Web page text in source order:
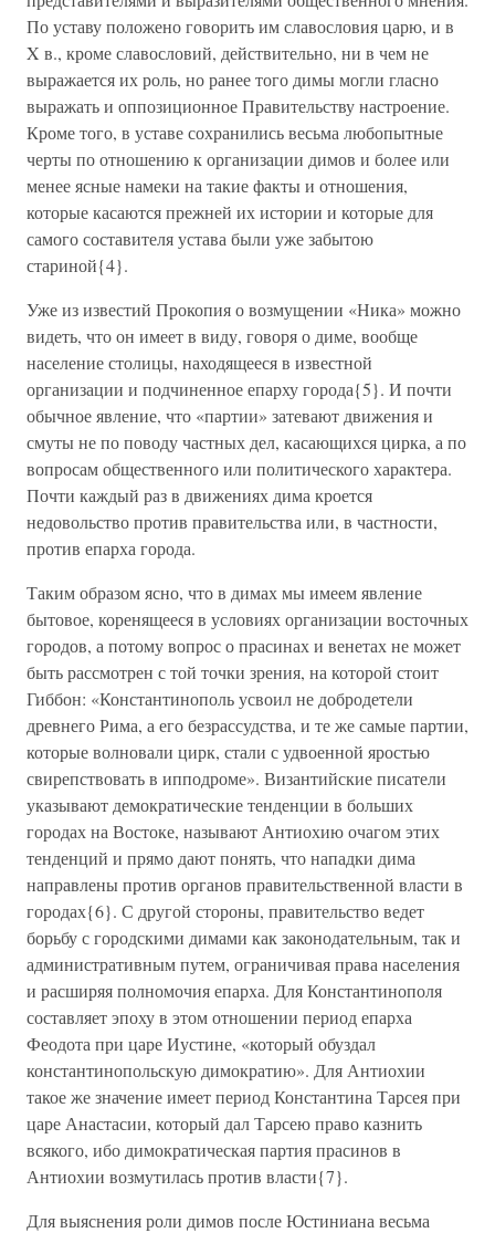
По уставу положено говорить им славословия царю, и в
X в., кроме славословий, действительно, ни в чем не
выражается их роль, но ранее того димы могли гласно
выражать и оппозиционное Правительству настроение.
Кроме того, в уставе сохранились весьма любопытные
черты по отношению к организации димов и более или
менее ясные намеки на такие факты и отношения,
которые касаются прежней их истории и которые для
самого составителя устава были уже забытою
стариной{4}.
Уже из известий Прокопия о возмущении «Ника» можно
видеть, что он имеет в виду, говоря о диме, вообще
население столицы, находящееся в известной
организации и подчиненное епарху города{5}. И почти
обычное явление, что «партии» затевают движения и
смуты не по поводу частных дел, касающихся цирка, а по
вопросам общественного или политического характера.
Почти каждый раз в движениях дима кроется
недовольство против правительства или, в частности,
против епарха города.
Таким образом ясно, что в димах мы имеем явление
бытовое, коренящееся в условиях организации восточных
городов, а потому вопрос о прасинах и венетах не может
быть рассмотрен с той точки зрения, на которой стоит
Гиббон: «Константинополь усвоил не добродетели
древнего Рима, а его безрассудства, и те же самые партии,
которые волновали цирк, стали с удвоенной яростью
свирепствовать в ипподроме». Византийские писатели
указывают демократические тенденции в больших
городах на Востоке, называют Антиохию очагом этих
тенденций и прямо дают понять, что нападки дима
направлены против органов правительственной власти в
городах{6}. С другой стороны, правительство ведет
борьбу с городскими димами как законодательным, так и
административным путем, ограничивая права населения
и расширяя полномочия епарха. Для Константинополя
составляет эпоху в этом отношении период епарха
Феодота при царе Иустине, «который обуздал
константинопольскую димократию». Для Антиохии
такое же значение имеет период Константина Тарсея при
царе Анастасии, который дал Тарсею право казнить
всякого, ибо димократическая партия прасинов в
Антиохии возмутилась против власти{7}.
Для выяснения роли димов после Юстиниана весьма